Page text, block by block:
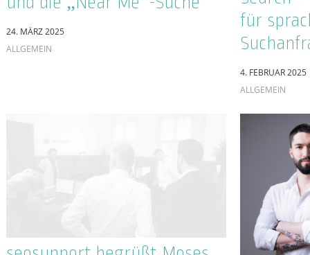
16. FEBRUAR 2024
ALLGEMEIN
sind
22. JANUAR 2024
ALLGEMEIN